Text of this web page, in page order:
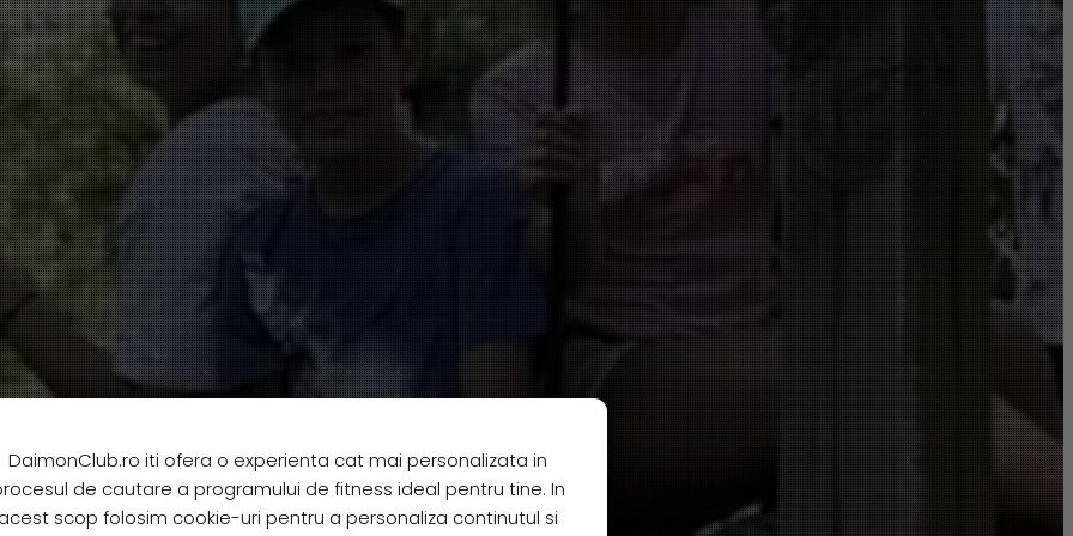
DaimonClub.ro iti ofera o experienta cat mai personalizata in
de cautare a programului de fitness ideal pentru tine. In
scop folosim cookie-uri pentru a personaliza continutul si